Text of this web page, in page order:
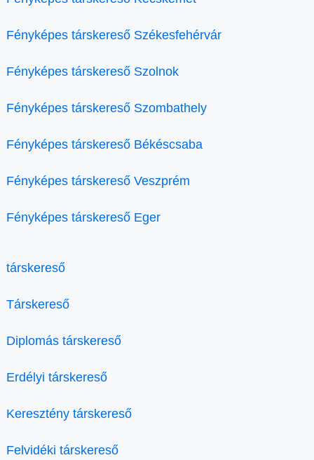
Fényképes társkereső Székesfehérvár
Fényképes társkereső Szolnok
Fényképes társkereső Szombathely
Fényképes társkereső Békéscsaba
Fényképes társkereső Veszprém
Fényképes társkereső Eger
társkereső
Társkereső
Diplomás társkereső
Erdélyi társkereső
Keresztény társkereső
Felvidéki társkereső